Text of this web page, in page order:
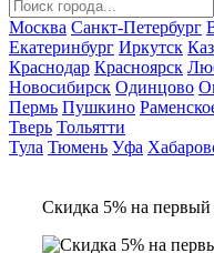
Москва Санкт-Петербург
Екатеринбург Иркутск
Краснодар Красноярск
Новосибирск Одинцово
Пермь Пушкино
Тверь Тольятти
Тула Тюмень Уфа
Скидка 5% на первый